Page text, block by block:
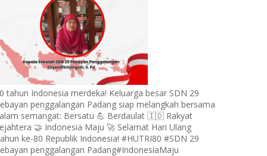
tahun Indonesia merdeka! Keluarga besar SDN 29
penggalangan Padang siap melangkah bersama
semangat: Bersatu 💪 Berdaulat 🇮🇩 Rakyat
🤝 Indonesia Maju 🚀 Selamat Hari Ulang
ke-80 Republik Indonesia! #HUTRI80 #SDN 29
penggalangan Padang#IndonesiaMaju